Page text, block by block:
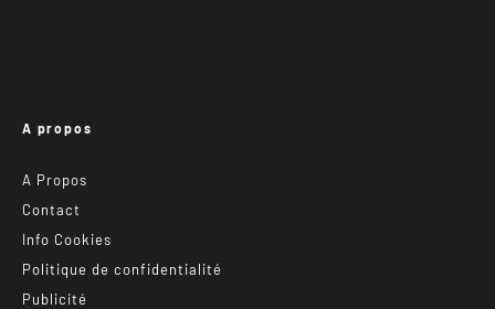
A propos
A Propos
Contact
Info Cookies
Politique de confidentialité
Publicité